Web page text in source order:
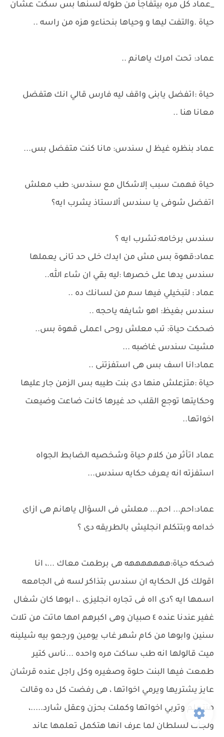
_عماد كل مره بيتفاجأ من طوله لسنها بس سكت عشان
حياة .والتفت ليها و وحياها بنحناءو هزه من راسه ..
عماد: تحت امرك ياهانم ..
حياة :اتفضل يابنى واقف ليه فارس قالي انك هتفضل
معانا هنا ..
عماد بنظره غيظ ل سندس: مانا كنت متفضل بس...
حياة فهمت سبب إلاشكال مع سندس: طب معلش
اتفضل شوفى يا سندس ألاستاذ يشرب ايه؟
سندس برخامه:تشرب ايه ؟
عماد:قهوة بس مش من ايدك خلى حد تانى يعملها
سندس يدها على خصرها :ليه بقي ان شاء الله..
عماد : لتبخيلي فيها سم من لسانك ده ..
سندس بغيظ: اهو شايفه ياحجه ..
ضحكت حياة: تب معلش روحى اعملى قهوة بس..
مشيت سندس غاضبه ...
عماد:انا اسف بس هى استفزتنى ..
حياة :متزعلش منها دى بنت طيبه بس الزمن جار عليها
وحكايتها توجع القلب حد غيرها كانت ضاعت وضيعت
اخواتها..
عماد اتأثر من كلام حياة وشخصيه الضابط الجواه
استفزته انه يعرف حكايه سندس...
عماد:احم... احم... معلش فى السؤال ياهانم هى ازاى
خدامه وبتتكلم انجليش بالطريقه دى ؟
ضحكه حياة:هههههههه هى برطمت معاك ...، انا
اقولك كل الحكايه ان سندس بتذاكر لسه فى الجامعه
اسمها ايه ؟دى ااه فى تجاره انجليزى .، ابوها كان شغال
غفير عندنا عنده ٤ صبيان وهى اكبرهم امها ماتت من تلات
سنين وابوها من كام شهر غاب يومين ورجعو بيه شيلينه
ميت قالولها انه طب ساكت مره واحده ...ناس كتير
طمعت فيها البنت حلوة وصغيره وكل راجل عنده قرشان
عايز يشتريها ويرمي اخواتها ، هى رفضت كل ده وقالت
هتتعلم وتربي اخواتها وكملت بحزن وعقل شارد.....،
ولجأت لسلطان لما عرف انها هتكمل تعلمها عاند